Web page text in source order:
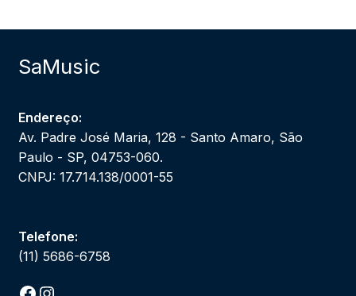
SaMusic
Endereço:
Av. Padre José Maria, 128 - Santo Amaro, São
Paulo - SP, 04753-060.
CNPJ: 17.714.138/0001-55
Telefone:
(11) 5686-6758